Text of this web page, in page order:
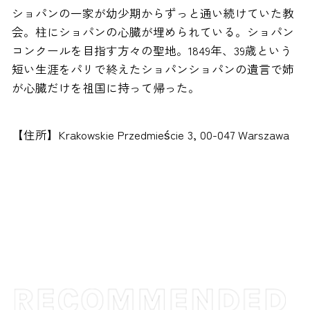
ショパンの一家が幼少期からずっと通い続けていた教
会。柱にショパンの心臓が埋められている。ショパン
コンクールを目指す方々の聖地。1849年、39歳という
短い生涯をパリで終えたショパンショパンの遺言で姉
が心臓だけを祖国に持って帰った。
【住所】Krakowskie Przedmieście 3, 00-047 Warszawa